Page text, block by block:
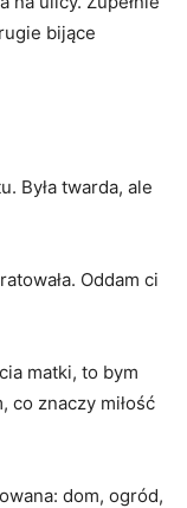
bijące
Była twarda, ale
Oddam ci
matki, to bym
co znaczy miłość
dom, ogród,